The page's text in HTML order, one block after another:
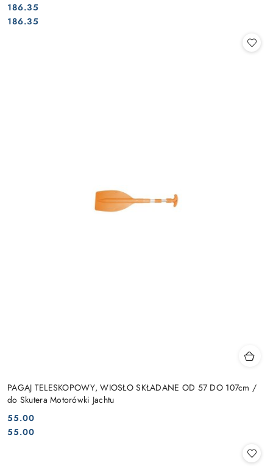
Cena:
186.35
Cena:
186.35
PAGAJ TELESKOPOWY, WIOSŁO SKŁADANE OD 57 DO 107cm /
do Skutera Motorówki Jachtu
Cena:
55.00
Cena:
55.00